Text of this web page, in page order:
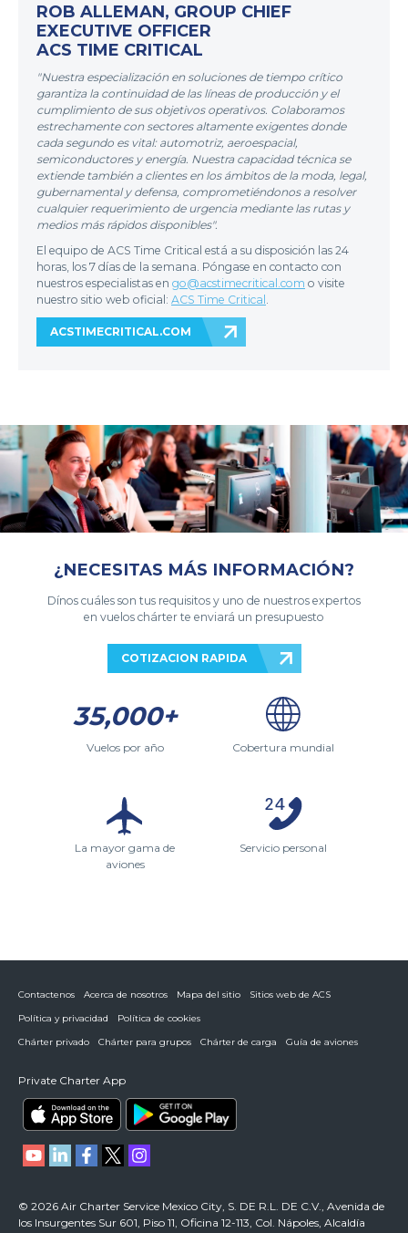
ROB ALLEMAN, GROUP CHIEF
EXECUTIVE OFFICER
ACS TIME CRITICAL
"Nuestra especialización en soluciones de tiempo crítico
garantiza la continuidad de las líneas de producción y el
cumplimiento de sus objetivos operativos. Colaboramos
estrechamente con sectores altamente exigentes donde
cada segundo es vital: automotriz, aeroespacial,
semiconductores y energía. Nuestra capacidad técnica se
extiende también a clientes en los ámbitos de la moda, legal,
gubernamental y defensa, comprometiéndonos a resolver
cualquier requerimiento de urgencia mediante las rutas y
medios más rápidos disponibles".
El equipo de ACS Time Critical está a su disposición las 24
horas, los 7 días de la semana. Póngase en contacto con
nuestros especialistas en go@acstimecritical.com o visite
nuestro sitio web oficial: ACS Time Critical
ACSTIMECRITICAL.COM
¿NECESITAS MÁS INFORMACIÓN?
Dínos cuáles son tus requisitos y uno de nuestros expertos
en vuelos chárter te enviará un presupuesto
COTIZACION RAPIDA
35,000+
Vuelos por año Cobertura mundial
La mayor gama de
aviones
Servicio personal
Contactenos Acerca de nosotros Mapa del sitio
Sitios web de ACS
Política y privacidad
Política de cookies
Chárter privado
Chárter para grupos Chárter de carga Guía de aviones
Private Charter App
© 2026 Air Charter Service Mexico City, S. DE R.L. DE C.V., Avenida de
los Insurgentes Sur 601, Piso 11, Oficina 12-113, Col. Nápoles, Alcaldía